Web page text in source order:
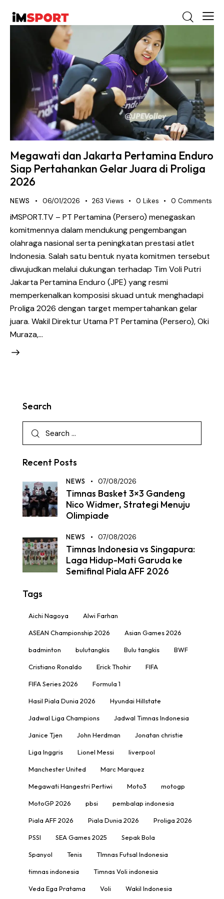
Megawati dan Jakarta Pertamina Enduro
Siap Pertahankan Gelar Juara di Proliga
2026
NEWS 06/01/2026 263 Views 0 Likes 0 Comments
iMSPORT.TV – PT Pertamina (Persero) menegaskan
komitmennya dalam mendukung pengembangan
olahraga nasional serta peningkatan prestasi atlet
Indonesia. Salah satu bentuk nyata komitmen tersebut
diwujudkan melalui dukungan terhadap Tim Voli Putri
Jakarta Pertamina Enduro (JPE) yang resmi
memperkenalkan komposisi skuad untuk menghadapi
Proliga 2026 dengan target mempertahankan gelar
juara. Wakil Direktur Utama PT Pertamina (Persero), Oki
Muraza,…
Search
Recent Posts
NEWS 07/08/2026
Timnas Basket 3×3 Gandeng
Nico Widmer, Strategi Menuju
Olimpiade
NEWS 07/08/2026
Timnas Indonesia vs Singapura:
Laga Hidup-Mati Garuda ke
Semifinal Piala AFF 2026
Tags
Aichi Nagoya Alwi Farhan
ASEAN Championship 2026 Asian Games 2026
badminton bulutangkis Bulu tangkis BWF
Cristiano Ronaldo Erick Thohir FIFA
FIFA Series 2026 Formula 1
Hasil Piala Dunia 2026 Hyundai Hillstate
Jadwal Liga Champions Jadwal Timnas Indonesia
Janice Tjen John Herdman Jonatan christie
Liga Inggris Lionel Messi liverpool
Manchester United Marc Marquez
Megawati Hangestri Pertiwi Moto3 motogp
MotoGP 2026 pbsi pembalap indonesia
Piala AFF 2026 Piala Dunia 2026 Proliga 2026
PSSI SEA Games 2025 Sepak Bola
Spanyol Tenis TImnas Futsal Indonesia
timnas indonesia Timnas Voli indonesia
Veda Ega Pratama Voli Wakil Indonesia